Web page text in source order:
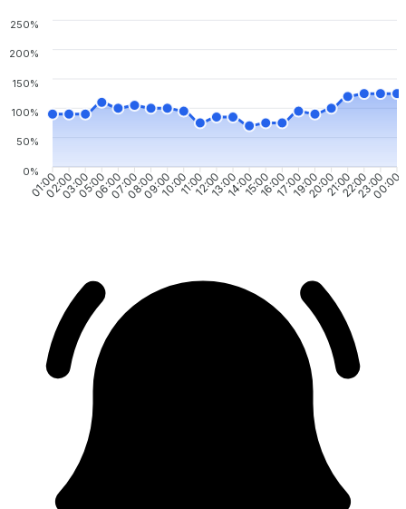
250%
200%
150%
100%
50%
0%
01:0002:0003:0005:0006:0007:0008:0009:0010:0011:0012:0013:0014:0015:0016:0017:0019:0020:0021:0022:0023:0000:00